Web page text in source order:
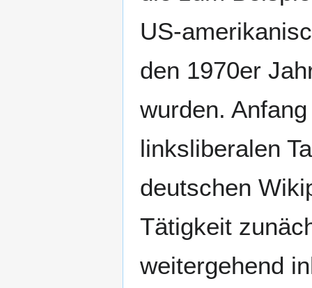
US-
den 1970er
wurden.
linksliberalen
deutschen
Tätigkeit
weitergehend